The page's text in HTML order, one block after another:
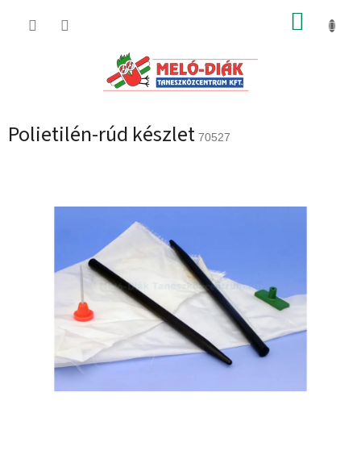
KOSÁR
Polietilén-rúd készlet 70527